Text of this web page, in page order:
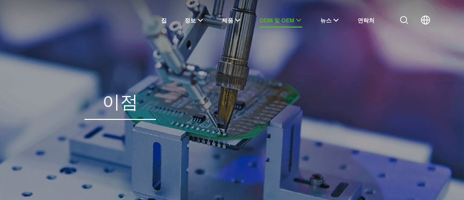
집 정보 제품 ODM 및 OEM 뉴스 연락처
이점